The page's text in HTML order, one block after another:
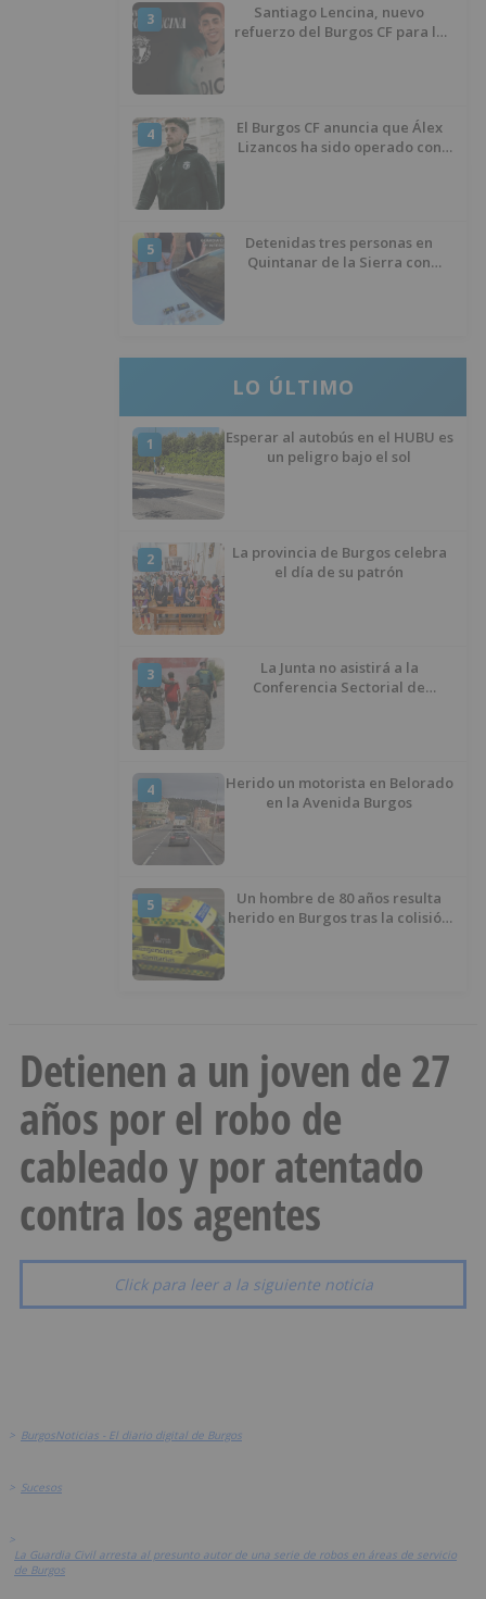
3
Santiago Lencina, nuevo
refuerzo del Burgos CF para la
4
El Burgos CF anuncia que Álex
Lizancos ha sido operado con
5
Detenidas tres personas en
Quintanar de la Sierra con
LO ÚLTIMO
1
Esperar al autobús en el HUBU es
un peligro bajo el sol
2
La provincia de Burgos celebra
el día de su patrón
3
La Junta no asistirá a la
Conferencia Sectorial de
4
Herido un motorista en Belorado
en la Avenida Burgos
5
Un hombre de 80 años resulta
herido en Burgos tras la colisión
Detienen a un joven de 27
años por el robo de
cableado y por atentado
contra los agentes
Click para leer a la siguiente noticia
> BurgosNoticias - El diario digital de Burgos
> Sucesos
>
La Guardia Civil arresta al presunto autor de una serie de robos en áreas de servicio
de Burgos